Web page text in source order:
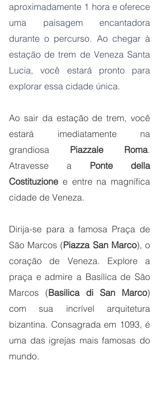
aproximadamente 1 hora e oferece
uma paisagem encantadora
durante o percurso. Ao chegar à
estação de trem de Veneza Santa
Lucia, você estará pronto para
explorar essa cidade única.
Ao sair da estação de trem, você
estará imediatamente na
grandiosa Piazzale Roma.
Atravesse a Ponte della
Costituzione e entre na magnífica
cidade de Veneza.
Dirija-se para a famosa Praça de
São Marcos (Piazza San Marco), o
coração de Veneza. Explore a
praça e admire a Basílica de São
Marcos (Basilica di San Marco)
com sua incrível arquitetura
bizantina. Consagrada em 1093, é
uma das igrejas mais famosas do
mundo.